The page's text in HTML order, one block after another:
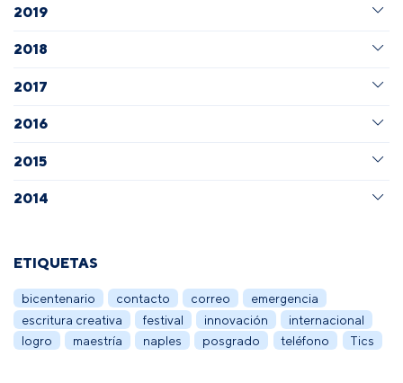
2019
2018
2017
2016
2015
2014
ETIQUETAS
bicentenario contacto correo
emergencia
escritura creativa
festival innovación
internacional
logro
maestría naples posgrado teléfono Tics